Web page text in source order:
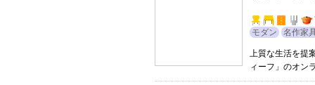
モダン 名作家
上質な生活を提
ィーフ」のオン